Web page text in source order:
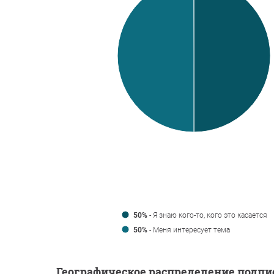
50% - Я знаю кого-то, кого это касается
50% - Меня интересует тема